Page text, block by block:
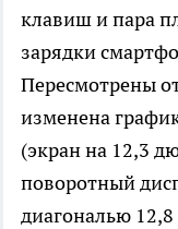
клавиш и пара
зарядки
Пересмотрены
изменена
(экран на 12,3
поворотный
диагональю